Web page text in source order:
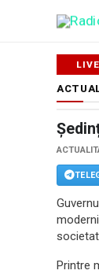
Printre